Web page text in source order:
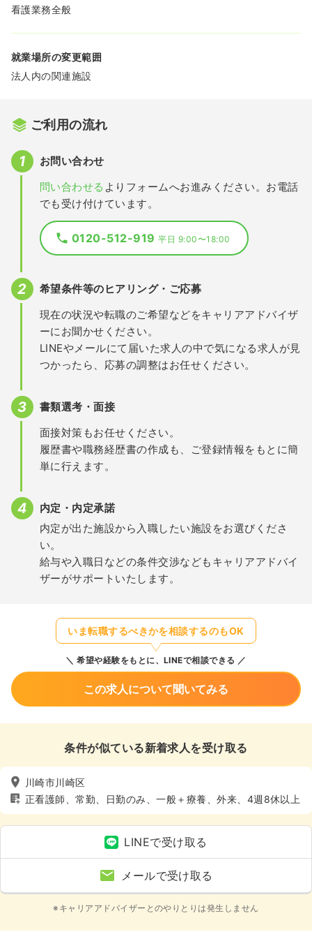
看護業務全般
就業場所の変更範囲
法人内の関連施設
ご利用の流れ
お問い合わせ
問い合わせる よりフォームへお進みください。お電話
でも受け付けています。
0120-512-919平日 9:00〜18:00
希望条件等のヒアリング・ご応募
現在の状況や転職のご希望などをキャリアアドバイザ
ーにお聞かせください。
LINEやメールにて届いた求人の中で気になる求人が見
つかったら、応募の調整はお任せください。
書類選考・面接
面接対策もお任せください。
履歴書や職務経歴書の作成も、ご登録情報をもとに簡
単に行えます。
内定・内定承諾
内定が出た施設から入職したい施設をお選びくださ
い。
給与や入職日などの条件交渉などもキャリアアドバイ
ザーがサポートいたします。
いま転職するべきかを相談するのもOK
希望や経験をもとに、LINEで相談できる
この求人について聞いてみる
条件が似ている新着求人を受け取る
川崎市川崎区
正看護師、常勤、日勤のみ、一般＋療養、外来、4週8休以上
LINEで受け取る
メールで受け取る
※キャリアアドバイザーとのやりとりは発生しません